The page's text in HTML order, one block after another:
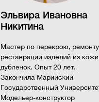
Эльвира Ивановна
Никитина
Мастер по перекрою,
реставрации изделий из
дубленок. Опыт 20 лет.
Закончила Марийский
Государственный
Модельер-конструктор